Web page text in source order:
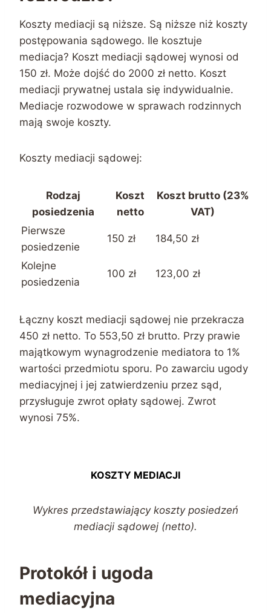
Koszty mediacji są niższe. Są niższe niż koszty
postępowania sądowego. Ile kosztuje
mediacja? Koszt mediacji sądowej wynosi od
150 zł. Może dojść do 2000 zł netto. Koszt
mediacji prywatnej ustala się indywidualnie.
Mediacje rozwodowe w sprawach rodzinnych
mają swoje koszty.
Koszty mediacji sądowej:
Rodzaj
posiedzenia
Koszt
netto
Koszt brutto (23%
VAT)
Pierwsze
posiedzenie
150 zł 184,50 zł
Kolejne
posiedzenia
100 zł 123,00 zł
Łączny koszt mediacji sądowej nie przekracza
450 zł netto. To 553,50 zł brutto. Przy prawie
majątkowym wynagrodzenie mediatora to 1%
wartości przedmiotu sporu. Po zawarciu ugody
mediacyjnej i jej zatwierdzeniu przez sąd,
przysługuje zwrot opłaty sądowej. Zwrot
wynosi 75%.
KOSZTY MEDIACJI
Wykres przedstawiający koszty posiedzeń
mediacji sądowej (netto).
Protokół i ugoda
mediacyjna